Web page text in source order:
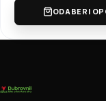
ODABERI